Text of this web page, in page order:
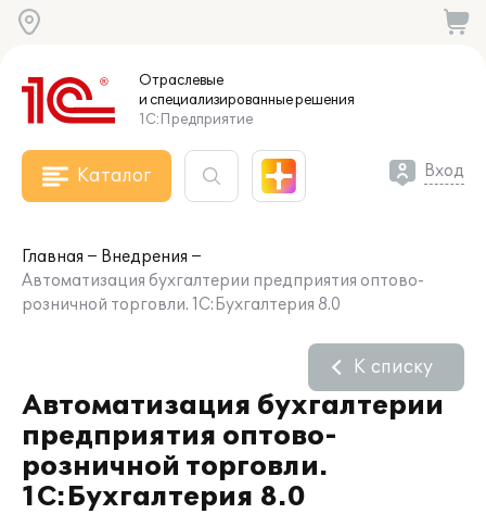
Отраслевые
и специализированныерешения
1С:Предприятие
Каталог Вход
Главная
Внедрения
Автоматизация бухгалтерии предприятия оптово-
розничной торговли. 1С:Бухгалтерия 8.0
Автоматизация бухгалтерии
предприятия оптово-
розничной торговли.
1С:Бухгалтерия 8.0
К списку